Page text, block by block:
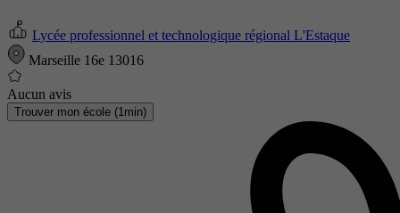
Lycée professionnel et technologique régional L'Estaque
Marseille 16e 13016
Aucun avis
Trouver mon école (1min)